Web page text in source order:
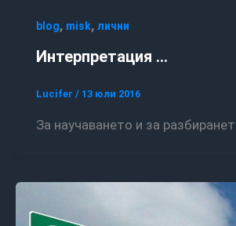
blog, misk, лични
Интерпретация …
Lucifer / 13 юли 2016
За научаването и за